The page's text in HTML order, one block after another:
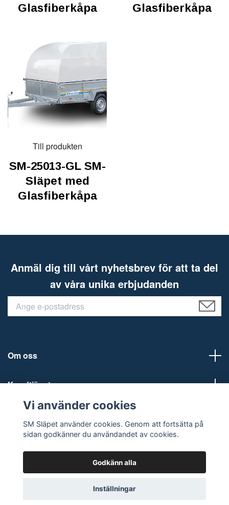
Glasfiberkåpa
Glasfiberkåpa
Till produkten
SM-25013-GL SM-
Släpet med
Glasfiberkåpa
Anmäl dig till vårt nyhetsbrev för att ta del
av våra unika erbjudanden
Om oss
Kundtjänst
Sociala medier
© 2026 SM Släpet AB
Vi använder cookies
SM Släpet använder cookies. Genom att fortsätta på
sidan godkänner du användandet av cookies.
Godkänn alla
Inställningar